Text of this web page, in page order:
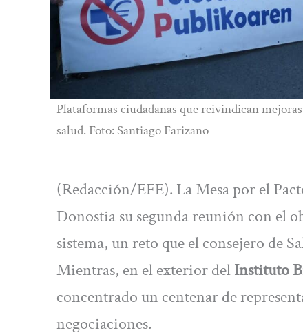
Plataformas ciudadanas que reivindican
salud. Foto: Santiago Farizano
(Redacción/EFE). La Mesa por el
Donostia su segunda reunión con el
sistema, un reto que el consejero de
Mientras, en el exterior delInstituto
concentrado un centenar de
negociaciones.